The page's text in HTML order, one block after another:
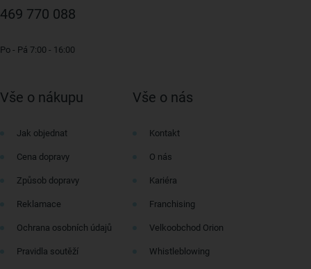
469 770 088
Po - Pá 7:00 - 16:00
Vše o nákupu
Jak objednat
Cena dopravy
Způsob dopravy
Reklamace
Ochrana osobních údajů
Pravidla soutěží
Vše o nás
Kontakt
O nás
Kariéra
Franchising
Velkoobchod Orion
Whistleblowing